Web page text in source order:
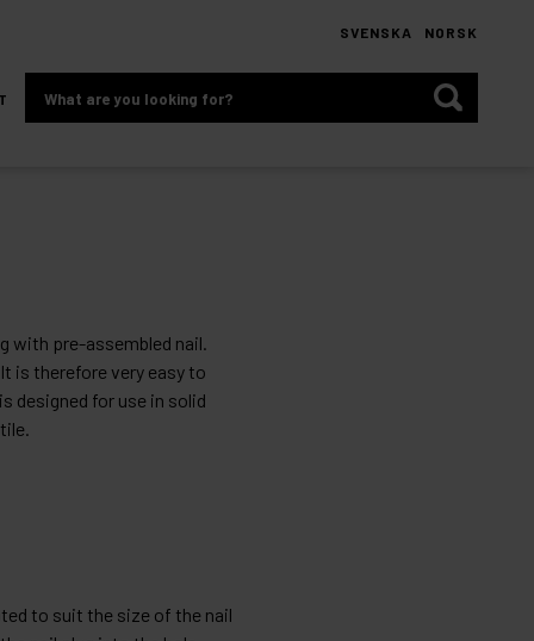
are
you
SVENSKA NORSK
with pre-assembled nail.
is therefore very easy to
designed for use in solid
to suit the size of the nail